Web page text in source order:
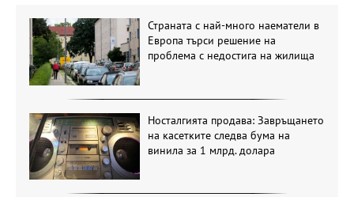
Страната с най-много наематели в
Европа търси решение на
проблема с недостига на жилища
Носталгията продава: Завръщането
на касетките следва бума на
винила за 1 млрд. долара